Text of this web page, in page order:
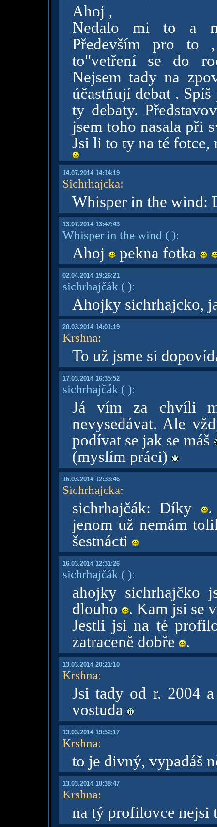
Ahoj ,
Nedalo mi to a
Především pro
to"vetření se do
Nejsem tady na
účastňují debat .
ty debaty.
jsem toho nasala při
Jsi li to ty na té fotce,
14.07.2014 14:14:19
Sichrhajcka:
Whisper in the
13.07.2014 13:47:43
Whisper in the wind ( ):
Ahoj pekna fotka
02.04.2014 19:26:21
sichrhajčák ( ):
Ahojky sichrhajcko,
20.03.2014 14:01:19
Krshna:
To už jsme si
17.03.2014 16:35:52
sichrhajčák ( ):
Já vím za chvíli
nevysedávat. Ale
podívat se jak se máš
(myslím práci)
16.03.2014 12:33:46
Sichrhajcka:
sichrhajčák: Díky
.
jenom už nemám
šestnácti
16.03.2014 12:31:26
sichrhajčák ( ):
ahojky sichrhajčko
dlouho
. Kam jsi se
Jestli jsi na té
zatraceně dobře
.
13.03.2014 20:21:10
Krshna:
Jsi tady od r. 2004
vostuda
13.03.2014 19:52:17
Krshna:
to je divný, vypadáš
13.03.2014 18:38:47
Krshna:
na tý profilovce nejsi